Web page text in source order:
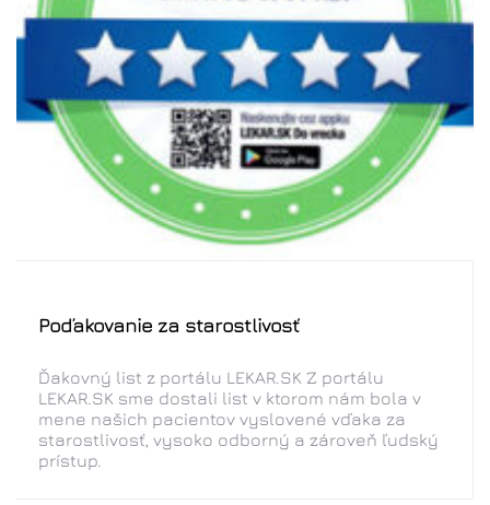
Poďakovanie za starostlivosť
Ďakovný list z portálu LEKAR.SK Z portálu
LEKAR.SK sme dostali list v ktorom nám bola v
mene našich pacientov vyslovené vďaka za
starostlivosť, vysoko odborný a zároveň ľudský
prístup.